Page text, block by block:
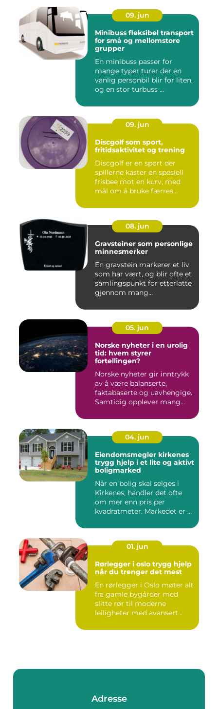
09. jun
Minibuss fleksibel transport
for små og mellomstore
grupper
En minibuss passer for
mange typer turer der en
vanlig personbil blir for liten,
og en stor turbuss ...
09. jun
Discgolf som sport,
fritidsaktivitet og trening
Discgolf er en sport der
spillerne kaster en spesiell
frisbee mot en kurv, med
mål om å bruke færres...
08. jun
Gravsteiner som personlige
minnesmerker
En gravstein markerer et liv
som har vært, og blir ofte et
samlingspunkt for etterlatte
gjennom mang...
05. jun
Norske nyheter i en urolig
tid: hvem styrer
fortellingen?
Norske nyheter gir inntrykk
av å være balanserte,
faktabaserte og uavhengige.
Samtidig opplever mang...
04. jun
Eiendomsmegler kirkenes
trygg hjelp i et lite og aktivt
boligmarked
Når en bolig skal selges i
Kirkenes, handler det ofte
om mer enn pris per
kvadratmeter. Markedet er ...
01. jun
Rørlegger i oslo trygg hjelp
når du trenger det mest
En rørlegger i Oslo møter alt
fra gamle bygårder med
slitte rør til moderne
leiligheter med avansert...
Adresse